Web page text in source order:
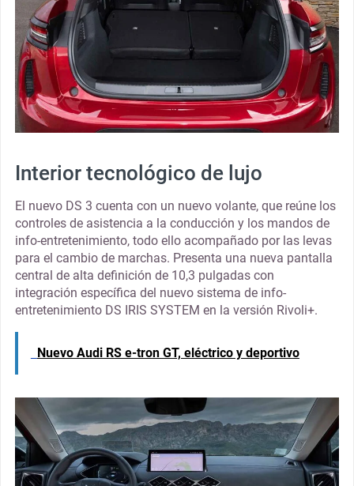
Interior tecnológico de lujo
El nuevo DS 3 cuenta con un nuevo volante, que reúne los
controles de asistencia a la conducción y los mandos de
info-entretenimiento, todo ello acompañado por las levas
para el cambio de marchas. Presenta una nueva pantalla
central de alta definición de 10,3 pulgadas con
integración específica del nuevo sistema de info-
entretenimiento DS IRIS SYSTEM en la versión Rivoli+.
Nuevo Audi RS e-tron GT, eléctrico y deportivo